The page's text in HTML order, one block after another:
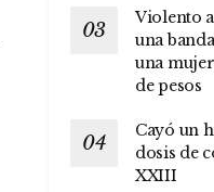
Violento
una
una
de pesos
Cayó un
dosis de
XXIII